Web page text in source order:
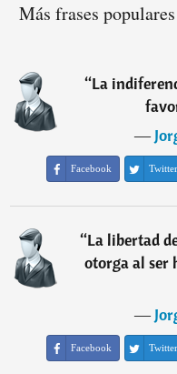
Más frases
“La
―
Facebook Twitter
“La libertad
otorga al ser
―
Facebook Twitter